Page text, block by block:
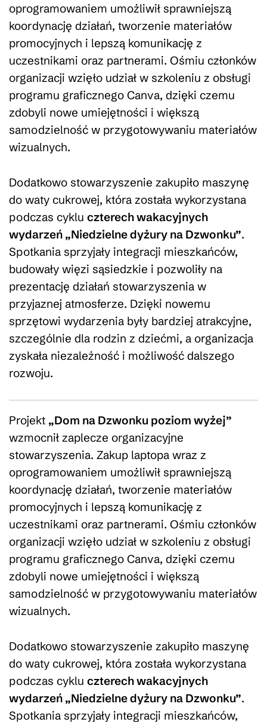
oprogramowaniem umożliwił sprawniejszą
koordynację działań, tworzenie materiałów
promocyjnych i lepszą komunikację z
uczestnikami oraz partnerami. Ośmiu członków
organizacji wzięło udział w szkoleniu z obsługi
programu graficznego Canva, dzięki czemu
zdobyli nowe umiejętności i większą
samodzielność w przygotowywaniu materiałów
wizualnych.
Dodatkowo stowarzyszenie zakupiło maszynę
do waty cukrowej, która została wykorzystana
podczas cyklu czterech wakacyjnych
wydarzeń „Niedzielne dyżury na Dzwonku”.
Spotkania sprzyjały integracji mieszkańców,
budowały więzi sąsiedzkie i pozwoliły na
prezentację działań stowarzyszenia w
przyjaznej atmosferze. Dzięki nowemu
sprzętowi wydarzenia były bardziej atrakcyjne,
szczególnie dla rodzin z dziećmi, a organizacja
zyskała niezależność i możliwość dalszego
rozwoju.
Projekt „Dom na Dzwonku poziom wyżej”
wzmocnił zaplecze organizacyjne
stowarzyszenia. Zakup laptopa wraz z
oprogramowaniem umożliwił sprawniejszą
koordynację działań, tworzenie materiałów
promocyjnych i lepszą komunikację z
uczestnikami oraz partnerami. Ośmiu członków
organizacji wzięło udział w szkoleniu z obsługi
programu graficznego Canva, dzięki czemu
zdobyli nowe umiejętności i większą
samodzielność w przygotowywaniu materiałów
wizualnych.
Dodatkowo stowarzyszenie zakupiło maszynę
do waty cukrowej, która została wykorzystana
podczas cyklu czterech wakacyjnych
wydarzeń „Niedzielne dyżury na Dzwonku”.
Spotkania sprzyjały integracji mieszkańców,